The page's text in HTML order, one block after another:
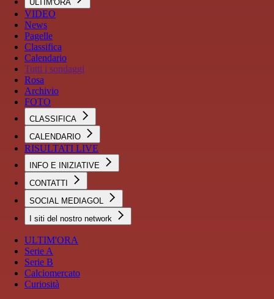
ULTIM'ORA
VIDEO
News
Pagelle
Classifica
Calendario
Tutti i sondaggi
Rosa
Archivio
FOTO
CLASSIFICA
CALENDARIO
RISULTATI LIVE
INFO E INIZIATIVE
CONTATTI
SOCIAL MEDIAGOL
I siti del nostro network
ULTIM'ORA
Serie A
Serie B
Calciomercato
Curiosità